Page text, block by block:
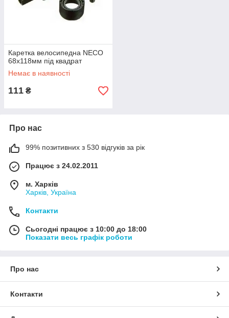
Каретка велосипедна NECO
68x118мм під квадрат
Немає в наявності
111 ₴
Про нас
99% позитивних з 530 відгуків за рік
Працює з 24.02.2011
м. Харків
Харків, Україна
Контакти
Сьогодні працює з 10:00 до 18:00
Показати весь графік роботи
Про нас
Контакти